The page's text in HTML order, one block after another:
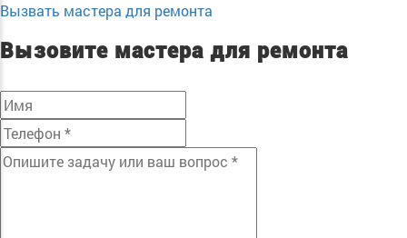
Вызвать мастера для ремонта
Вызовите мастера для ремонта